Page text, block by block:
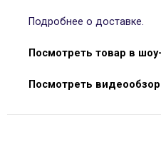
Подробнее о доставке.
Посмотреть товар в
Посмотреть видеообзор